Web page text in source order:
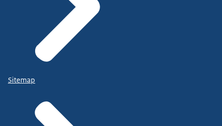
Sitemap